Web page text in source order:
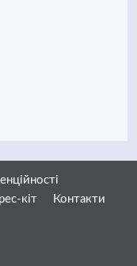
кіт
Контакти